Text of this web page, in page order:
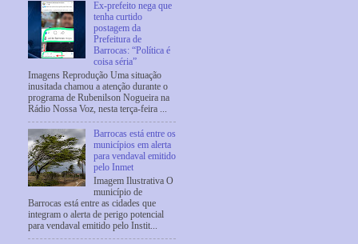
Ex-prefeito nega que
tenha curtido
postagem da
Prefeitura de
Barrocas: “Política é
coisa séria”
Imagens Reprodução Uma situação
inusitada chamou a atenção durante o
programa de Rubenilson Nogueira na
Rádio Nossa Voz, nesta terça-feira ...
Barrocas está entre os
municípios em alerta
para vendaval emitido
pelo Inmet
Imagem Ilustrativa O
município de
Barrocas está entre as cidades que
integram o alerta de perigo potencial
para vendaval emitido pelo Instit...